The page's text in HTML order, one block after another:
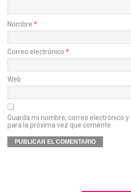
Nombre *
Correo electrónico *
Web
Guarda mi nombre, correo electrónico
para la próxima vez que comente.